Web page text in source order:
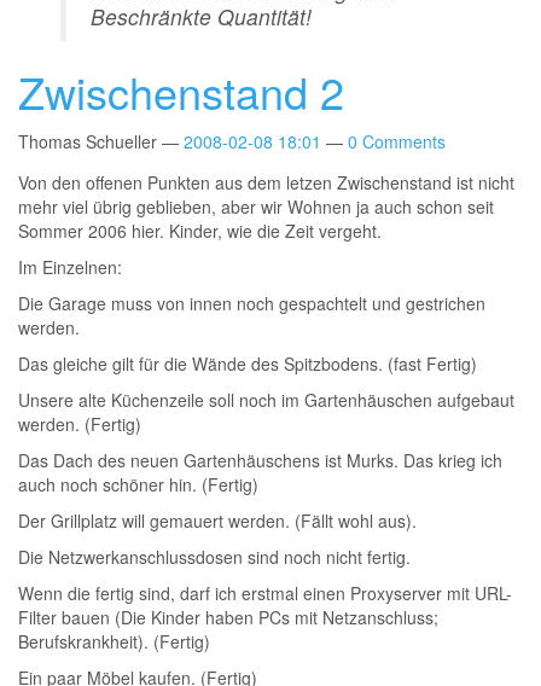
Beschränkte Quantität!
Zwischenstand 2
Thomas Schueller 2008-02-08 18:01
0 Comments
Von den offenen Punkten aus dem letzen Zwischenstand ist nicht
mehr viel übrig geblieben, aber wir Wohnen ja auch schon seit
Sommer 2006 hier. Kinder, wie die Zeit vergeht.
Im Einzelnen:
Die Garage muss von innen noch gespachtelt und gestrichen
werden.
Das gleiche gilt für die Wände des Spitzbodens. (fast Fertig)
Unsere alte Küchenzeile soll noch im Gartenhäuschen aufgebaut
werden. (Fertig)
Das Dach des neuen Gartenhäuschens ist Murks. Das krieg ich
auch noch schöner hin. (Fertig)
Der Grillplatz will gemauert werden. (Fällt wohl aus).
Die Netzwerkanschlussdosen sind noch nicht fertig.
Wenn die fertig sind, darf ich erstmal einen Proxyserver mit URL-
Filter bauen (Die Kinder haben PCs mit Netzanschluss;
Berufskrankheit). (Fertig)
Ein paar Möbel kaufen. (Fertig)